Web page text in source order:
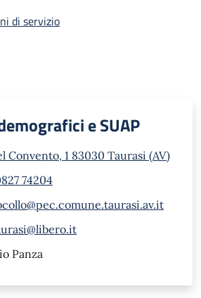
di servizio
e SUAP
Convento, 1 83030 Taurasi (AV)
74204
Panza